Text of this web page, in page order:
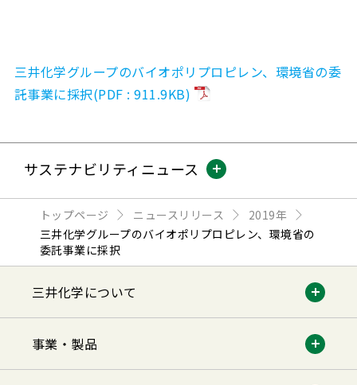
三井化学グループのバイオポリプロピレン、環境省の委
託事業に採択(PDF : 911.9KB)
サステナビリティニュース
トップページ ニュースリリース
2019年
三井化学グループのバイオポリプロピレン、環境省の
委託事業に採択
三井化学について
事業・製品